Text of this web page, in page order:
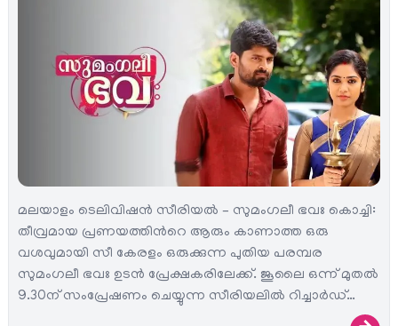
മലയാളം ടെലിവിഷന്‍ സീരിയല്‍ – സുമംഗലീ ഭവഃ കൊച്ചി:
തീവ്രമായ പ്രണയത്തിന്‍റെ ആരും കാണാത്ത ഒരു
വശവുമായി സീ കേരളം ഒരുക്കുന്ന പുതിയ പരമ്പര
സുമംഗലീ ഭവഃ ഉടന്‍ പ്രേക്ഷകരിലേക്ക്. ജൂലൈ ഒന്ന് മുതല്‍
9.30ന് സംപ്രേഷണം ചെയ്യുന്ന സീരിയലില്‍ റിച്ചാര്‍ഡ്…